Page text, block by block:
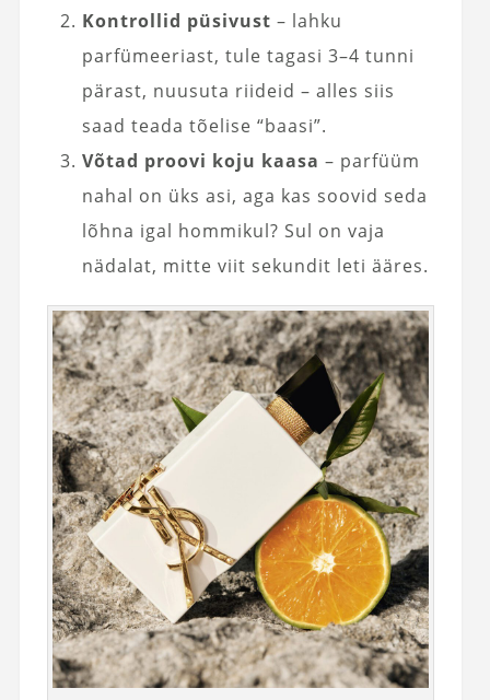
Kontrollid püsivust – lahku
parfümeeriast, tule tagasi 3–4 tunni
pärast, nuusuta riideid – alles siis
saad teada tõelise “baasi”.
Võtad proovi koju kaasa – parfüüm
nahal on üks asi, aga kas soovid seda
lõhna igal hommikul? Sul on vaja
nädalat, mitte viit sekundit leti ääres.